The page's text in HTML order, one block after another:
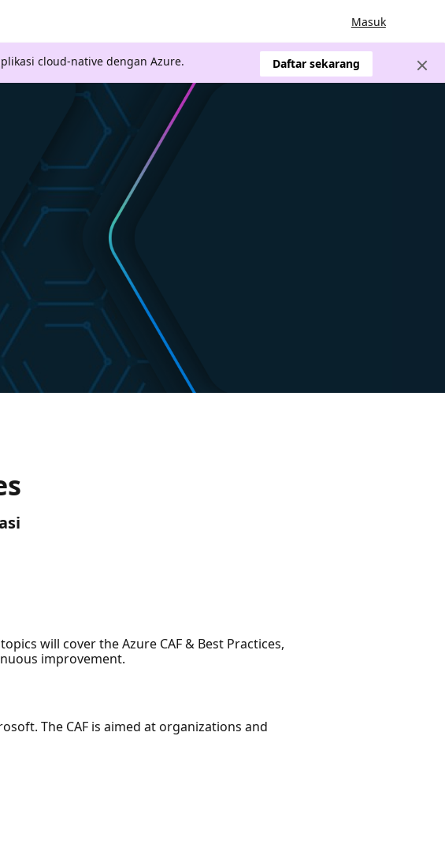
Masuk
cloud-native dengan Azure. Daftar sekarang
will cover the Azure CAF & Best Practices,
improvement.
The CAF is aimed at organizations and